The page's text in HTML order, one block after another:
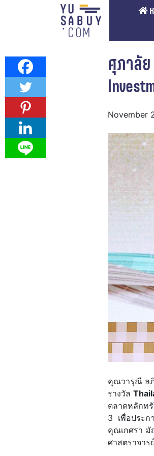
ศุภาลั
November
คุณวารุณี ล
รางวัล
ตลาดหลักท
3 เพื่อประก
คุณเกศรา มั
ศาสตราจาร